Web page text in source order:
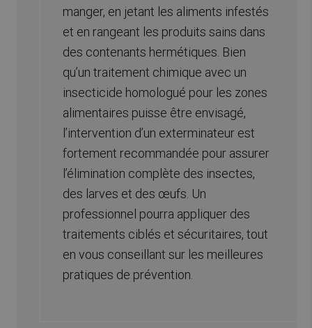
manger, en jetant les aliments infestés
et en rangeant les produits sains dans
des contenants hermétiques. Bien
qu’un traitement chimique avec un
insecticide homologué pour les zones
alimentaires puisse être envisagé,
l’intervention d’un exterminateur est
fortement recommandée pour assurer
l’élimination complète des insectes,
des larves et des œufs. Un
professionnel pourra appliquer des
traitements ciblés et sécuritaires, tout
en vous conseillant sur les meilleures
pratiques de prévention.